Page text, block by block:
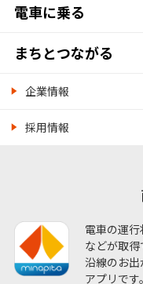
電車に乗る
まちとつながる
企業情報
採用情報
電車の運
などが取
沿線のお
アプリです。